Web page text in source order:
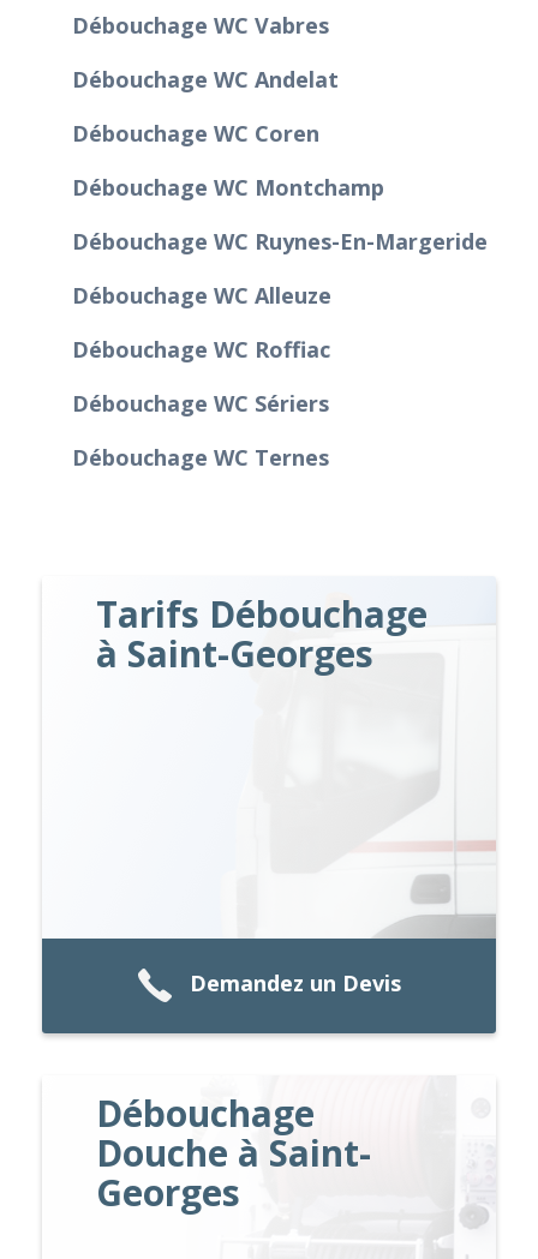
Débouchage WC Vabres
Débouchage WC Andelat
Débouchage WC Coren
Débouchage WC Montchamp
Débouchage WC Ruynes-En-Margeride
Débouchage WC Alleuze
Débouchage WC Roffiac
Débouchage WC Sériers
Débouchage WC Ternes
Tarifs Débouchage
à Saint-Georges
Demandez un Devis
Débouchage
Douche à Saint-
Georges